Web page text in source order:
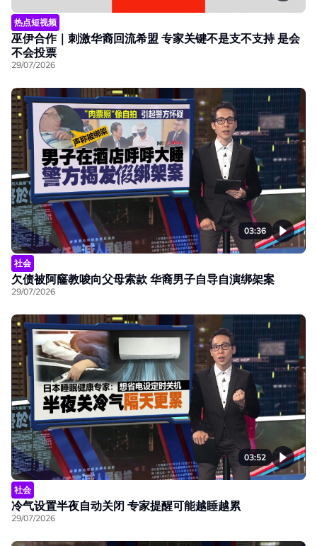
热点短视频
巫伊合作｜刺激华裔回流希盟 专家关键不是支不支持 是会
不会投票
29/07/2026
03:36
社会
欠债被阿窿教唆向父母索款 华裔男子自导自演绑架案
29/07/2026
03:52
社会
冷气设置半夜自动关闭 专家提醒可能越睡越累
29/07/2026